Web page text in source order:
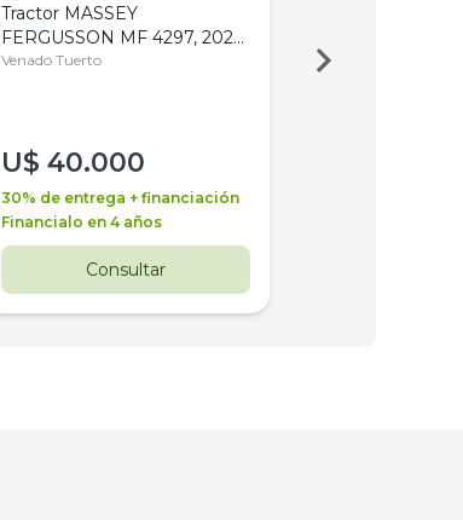
Tractor MASSEY
FERGUSSON MF 4297, 2020,
4WD, PATON
Venado Tuerto
U$ 40.000
30% de entrega + financiación
Financialo en 4 años
Consultar
Venado Tuerto